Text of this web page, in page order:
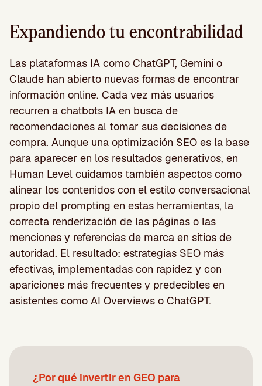
Expandiendo tu encontrabilidad
Las plataformas IA como ChatGPT, Gemini o
Claude han abierto nuevas formas de encontrar
información online. Cada vez más usuarios
recurren a chatbots IA en busca de
recomendaciones al tomar sus decisiones de
compra. Aunque una optimización SEO es la base
para aparecer en los resultados generativos, en
Human Level cuidamos también aspectos como
alinear los contenidos con el estilo conversacional
propio del prompting en estas herramientas, la
correcta renderización de las páginas o las
menciones y referencias de marca en sitios de
autoridad. El resultado: estrategias SEO más
efectivas, implementadas con rapidez y con
apariciones más frecuentes y predecibles en
asistentes como AI Overviews o ChatGPT.
¿Por qué invertir en GEO para